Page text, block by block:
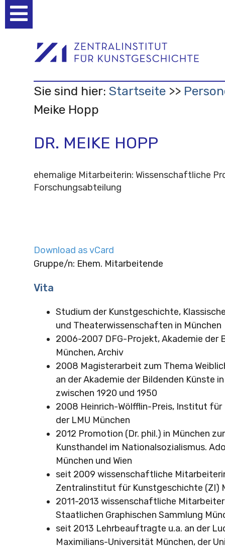
Werkzeuge
Sie sind hier: Startseite
Meike Hopp
DR. MEIKE HOPP
ehemalige Mitarbeiterin: Wissenschaftliche
Forschungsabteilung
Download as vCard
Gruppe/n: Ehem. Mitarbeitende
Vita
Studium der Kunstgeschichte,
und Theaterwissenschaften in München
2006-2007 DFG-Projekt, Akademie der
München, Archiv
2008 Magisterarbeit zum Thema
an der Akademie der Bildenden Künste
zwischen 1920 und 1950
2008 Heinrich-Wölfflin-Preis, Institut
der LMU München
2012 Promotion (Dr. phil.) in München
Kunsthandel im Nationalsozialismus.
München und Wien
seit 2009 wissenschaftliche
Zentralinstitut für Kunstgeschichte (ZI)
2011-2013 wissenschaftliche
Staatlichen Graphischen Sammlung
seit 2013 Lehrbeauftragte u.a. an der
Maximilians-Universität München, der